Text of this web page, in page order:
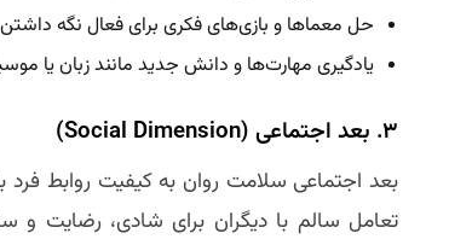
حل معماها و بازی‌های فکری برای فعال نگه
یادگیری مهارت‌ها و دانش جدید مانند زبان یا
۳. بعد اجتماعی (Social Dimension)
بعد اجتماعی سلامت روان به کیفیت روابط
تعامل سالم با دیگران برای شادی، رضایت